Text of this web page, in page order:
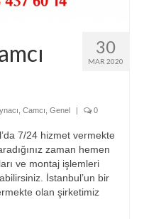
30
MAR 2020
Camcı Genel | 0
7/24 hizmet vermekte
zaman hemen
ve montaj işlemleri
İstanbul’un bir
olan şirketimiz